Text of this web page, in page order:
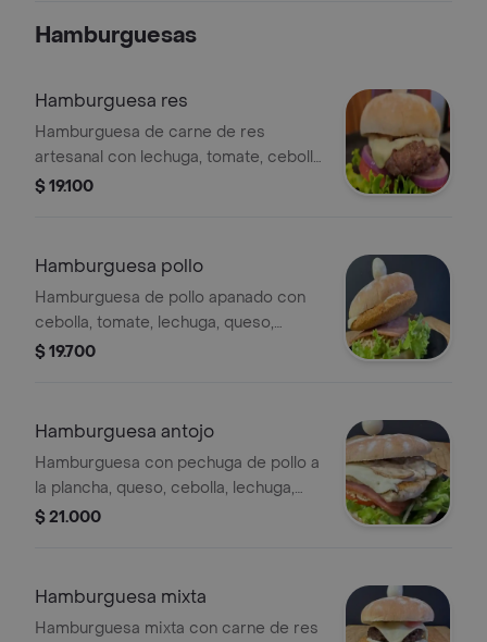
Hamburguesas
Hamburguesa res
Hamburguesa de carne de res
artesanal con lechuga, tomate, cebolla
y queso, huevo de codorniz.
$ 19.100
Hamburguesa pollo
Hamburguesa de pollo apanado con
cebolla, tomate, lechuga, queso,
jamon y huevo de codorniz.
$ 19.700
Hamburguesa antojo
Hamburguesa con pechuga de pollo a
la plancha, queso, cebolla, lechuga,
tomate y jamón.
$ 21.000
Hamburguesa mixta
Hamburguesa mixta con carne de res